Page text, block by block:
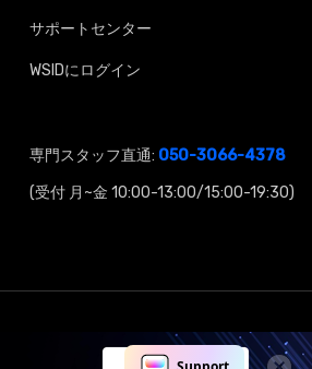
サポートセンター
WSIDにログイン
専門スタッフ直通: 050-3066-4378
(受付 月~金 10:00-13:00/15:00-19:30)
言語